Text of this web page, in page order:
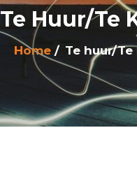
Te Huur/Te
Home Te huur/